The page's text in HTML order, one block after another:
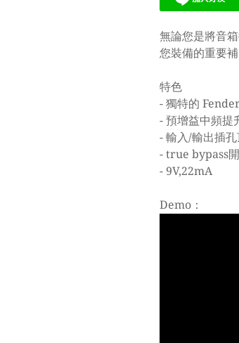
無論您是將音
您裝備的重要
特色
- 獨特的
- 預增益中頻提
- 輸入/輸出插
- true bypass
- 9V,22mA
Demo：